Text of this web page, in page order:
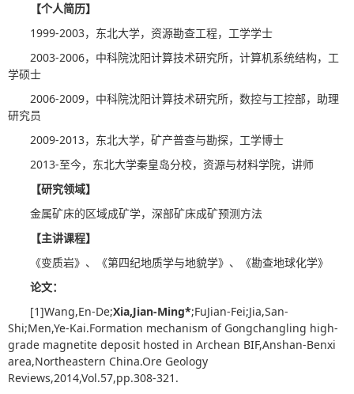
【个人简历】
1999-2003，东北大学，资源勘查工程，工学学士
2003-2006，中科院沈阳计算技术研究所，计算机系统结构，工
学硕士
2006-2009，中科院沈阳计算技术研究所，数控与工控部，助理
研究员
2009-2013，东北大学，矿产普查与勘探，工学博士
2013-至今，东北大学秦皇岛分校，资源与材料学院，讲师
【研究领域】
金属矿床的区域成矿学，深部矿床成矿预测方法
【主讲课程】
《变质岩》、《第四纪地质学与地貌学》、《勘查地球化学》
论文：
[1]Wang,En-De;Xia,Jian-Ming*;FuJian-Fei;Jia,San-
Shi;Men,Ye-Kai.Formation mechanism of Gongchangling high-
grade magnetite deposit hosted in Archean BIF,Anshan-Benxi
area,Northeastern China.Ore Geology
Reviews,2014,Vol.57,pp.308-321.